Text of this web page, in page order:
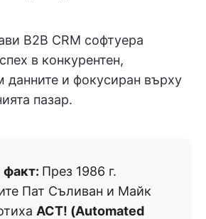
B2B CRM софтуера
в конкурентен,
данните и фокусиран върху
пазар.
факт: През 1986 г.
Пат Съливан и Майк
ACT! (Automated